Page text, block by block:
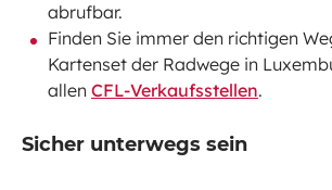
abrufbar.
Finden Sie immer den richtigen
Kartenset der Radwege in
allen CFL-Verkaufsstellen.
Sicher unterwegs sein